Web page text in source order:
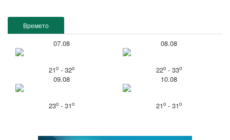
Времето
07.08
21o- 32o
08.08
22o- 33o
09.08
23o- 31o
10.08
21o- 31o